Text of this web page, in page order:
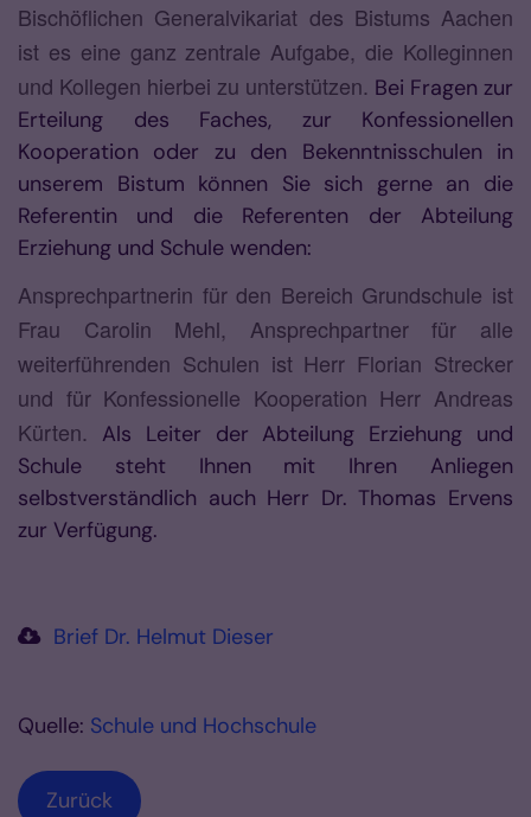
Bischöflichen Generalvikariat des Bistums Aachen
ist es eine ganz zentrale Aufgabe, die Kolleginnen
und Kollegen hierbei zu unterstützen. Bei Fragen zur
Erteilung des Faches, zur Konfessionellen
Kooperation oder zu den Bekenntnisschulen in
unserem Bistum können Sie sich gerne an die
Referentin und die Referenten der Abteilung
Erziehung und Schule wenden:
Ansprechpartnerin für den Bereich Grundschule ist
Frau Carolin Mehl, Ansprechpartner für alle
weiterführenden Schulen ist Herr Florian Strecker
und für Konfessionelle Kooperation Herr Andreas
Kürten. Als Leiter der Abteilung Erziehung und
Schule steht Ihnen mit Ihren Anliegen
selbstverständlich auch Herr Dr. Thomas Ervens
zur Verfügung.
Brief Dr. Helmut Dieser
Quelle: Schule und Hochschule
Zurück